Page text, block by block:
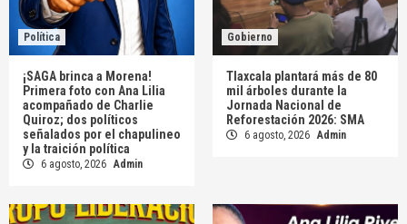
Política
¡SAGA brinca a Morena!
Primera foto con Ana Lilia
acompañado de Charlie
Quiroz; dos políticos
señalados por el chapulineo
y la traición política
6 agosto, 2026 Admin
Gobierno
Tlaxcala plantará más de 80
mil árboles durante la
Jornada Nacional de
Reforestación 2026: SMA
6 agosto, 2026 Admin